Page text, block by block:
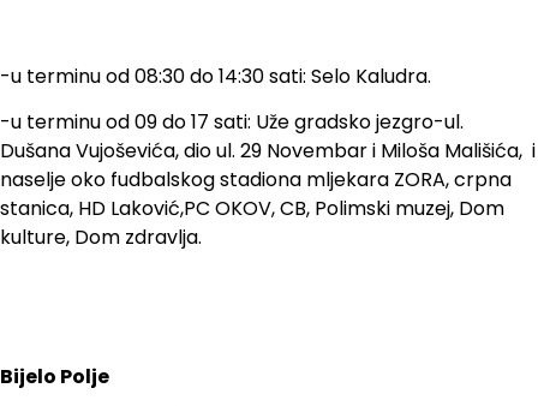
-u terminu od 08:30 do 14:30 sati: Selo Kaludra.
-u terminu od 09 do 17 sati: Uže gradsko jezgro-ul.
Dušana Vujoševića, dio ul. 29 Novembar i Miloša Mališića, i
naselje oko fudbalskog stadiona mljekara ZORA, crpna
stanica, HD Laković,PC OKOV, CB, Polimski muzej, Dom
kulture, Dom zdravlja.
Bijelo Polje